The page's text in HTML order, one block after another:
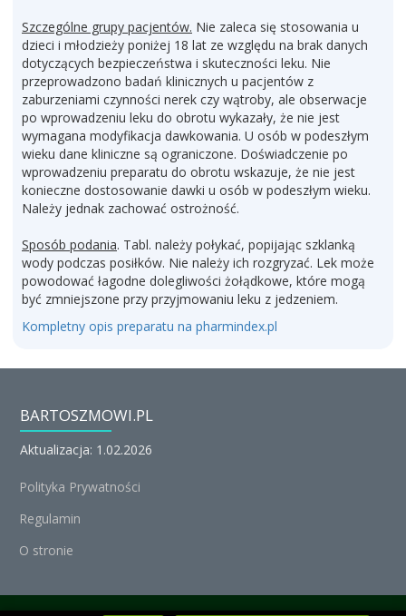
Szczególne grupy pacjentów. Nie zaleca się stosowania u
dzieci i młodzieży poniżej 18 lat ze względu na brak danych
dotyczących bezpieczeństwa i skuteczności leku. Nie
przeprowadzono badań klinicznych u pacjentów z
zaburzeniami czynności nerek czy wątroby, ale obserwacje
po wprowadzeniu leku do obrotu wykazały, że nie jest
wymagana modyfikacja dawkowania. U osób w podeszłym
wieku dane kliniczne są ograniczone. Doświadczenie po
wprowadzeniu preparatu do obrotu wskazuje, że nie jest
konieczne dostosowanie dawki u osób w podeszłym wieku.
Należy jednak zachować ostrożność.
Sposób podania. Tabl. należy połykać, popijając szklanką
wody podczas posiłków. Nie należy ich rozgryzać. Lek może
powodować łagodne dolegliwości żołądkowe, które mogą
być zmniejszone przy przyjmowaniu leku z jedzeniem.
Kompletny opis preparatu na pharmindex.pl
BARTOSZMOWI.PL
Aktualizacja: 1.02.2026
Polityka Prywatności
Regulamin
O stronie